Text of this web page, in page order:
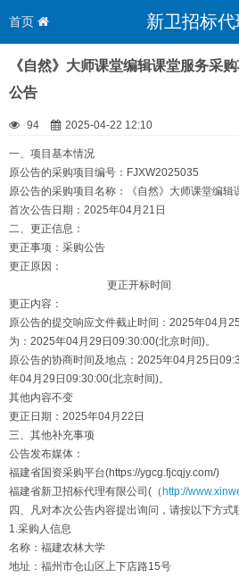
首页 新卫招标代
《自然》大师课堂编辑课堂服务采
公告
94 2025-04-22 12:10
一、项目基本情况
原公告的采购项目编号：FJXW2025035
原公告的采购项目名称：《自然》大师课堂编辑
首次公告日期：2025年04月21日
二、更正信息：
更正事项：采购公告
更正原因：
更正开标时间
更正内容：
原公告的提交响应文件截止时间：2025年04月
为：2025年04月29日09:30:00(北京时间)。
原公告的协商时间及地点：2025年04月25日
年04月29日09:30:00(北京时间)。
其他内容不变
更正日期：2025年04月22日
三、其他补充事项
公告发布媒体：
福建省国资采购平台(https://ygcg.fjcqjy.com/)
福建省新卫招标代理有限公司(（ http://
四、凡对本次公告内容提出询问，请按以下方式
1.采购人信息
名称：福建农林大学
地址：福州市仓山区上下店路15号